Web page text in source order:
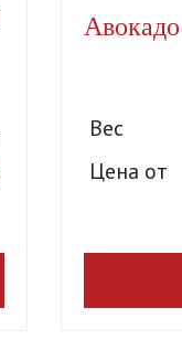
Авокадо
Вес
Цена от